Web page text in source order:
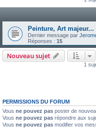
Peinture, Art majeur...
Dernier message par
Réponses : 15
Nouveau sujet
1
PERMISSIONS DU FORUM
Vous ne pouvez pas poster de
Vous ne pouvez pas répondre aux
Vous ne pouvez pas modifier vos